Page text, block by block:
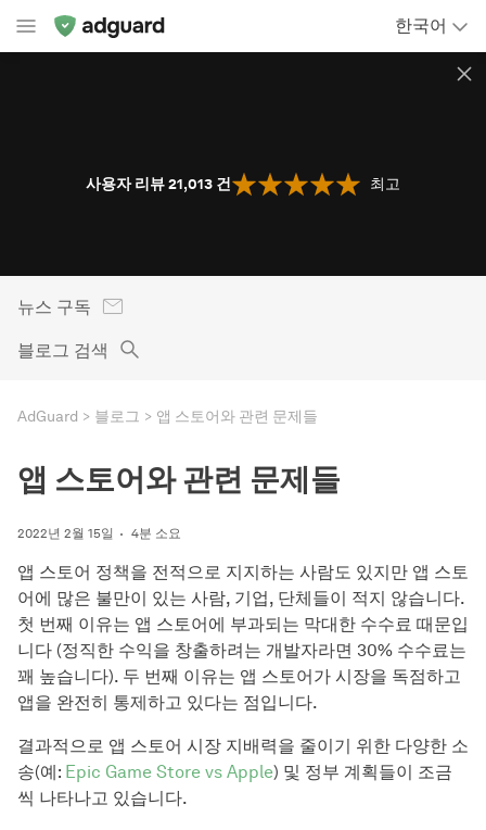
한국어
사용자 리뷰 21,013 건 최고
뉴스 구독
블로그 검색
AdGuard 블로그 앱 스토어와 관련 문제들
앱 스토어와 관련 문제들
2022년 2월 15일 4분 소요
앱 스토어 정책을 전적으로 지지하는 사람도 있지만 앱 스토
어에 많은 불만이 있는 사람, 기업, 단체들이 적지 않습니다.
첫 번째 이유는 앱 스토어에 부과되는 막대한 수수료 때문입
니다 (정직한 수익을 창출하려는 개발자라면 30% 수수료는
꽤 높습니다). 두 번째 이유는 앱 스토어가 시장을 독점하고
앱을 완전히 통제하고 있다는 점입니다.
결과적으로 앱 스토어 시장 지배력을 줄이기 위한 다양한 소
송(예: Epic Game Store vs Apple) 및 정부 계획들이 조금
씩 나타나고 있습니다.